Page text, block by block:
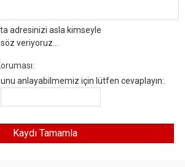
adresinizi asla kimseyle
veriyoruz...
anlayabilmemiz için lütfen cevaplayın:.